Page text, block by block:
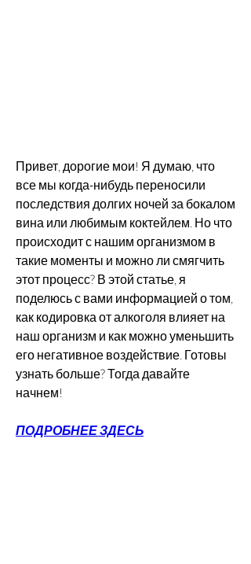
Привет, дорогие мои! Я думаю, что
все мы когда-нибудь переносили
последствия долгих ночей за бокалом
вина или любимым коктейлем. Но что
происходит с нашим организмом в
такие моменты и можно ли смягчить
этот процесс? В этой статье, я
поделюсь с вами информацией о том,
как кодировка от алкоголя влияет на
наш организм и как можно уменьшить
его негативное воздействие. Готовы
узнать больше? Тогда давайте
начнем!
ПОДРОБНЕЕ ЗДЕСЬ